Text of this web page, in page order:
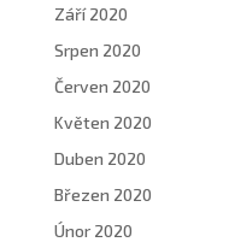
Září 2020
Srpen 2020
Červen 2020
Květen 2020
Duben 2020
Březen 2020
Únor 2020